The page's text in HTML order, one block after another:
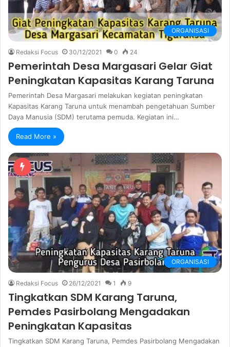
ORGANISASI
Redaksi Focus 30/12/2021 0 24
Pemerintah Desa Margasari Gelar Giat
Peningkatan Kapasitas Karang Taruna
Pemerintah Desa Margasari melakukan kegiatan peningkatan
Kapasitas Karang Taruna untuk menambah pengetahuan Sumber
Daya Manusia (SDM) terutama pemuda. Kegiatan ini…
Read More »
ORGANISASI
Redaksi Focus 26/12/2021 1 9
Tingkatkan SDM Karang Taruna,
Pemdes Pasirbolang Mengadakan
Peningkatan Kapasitas
Tingkatkan SDM Karang Taruna, Pemdes Pasirbolang Mengadakan